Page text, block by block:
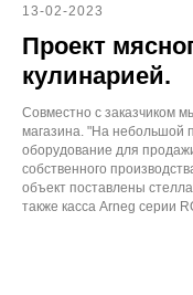
13-02-2023
Проект
кулинарией.
Совместно с заказчиком
магазина. "На небольшой
оборудование для
собственного
объект поставлены
также касса Arneg серии